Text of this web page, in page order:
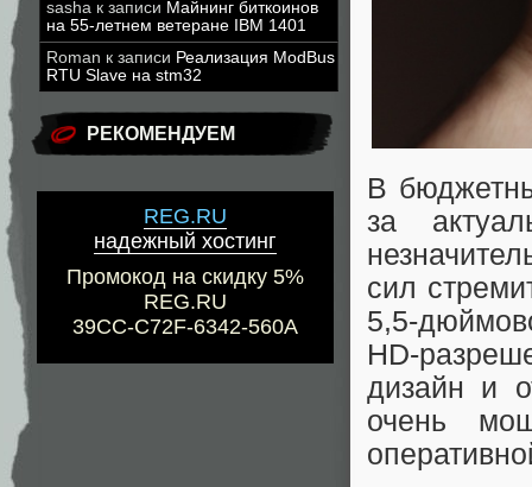
sasha к записи Майнинг биткоинов
на 55-летнем ветеране IBM 1401
Roman к записи Реализация ModBus
RTU Slave на stm32
РЕКОМЕНДУЕМ
REG.RU
надежный хостинг
Промокод на скидку 5%
REG.RU
39CC-C72F-6342-560A
В
за
сил
5,5-
HD-
дизайн и
очень